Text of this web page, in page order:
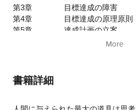
第3章
目標達成の障害
第4章
目標達成の原理原則
第5章
達成計画の立案
More
書籍詳細